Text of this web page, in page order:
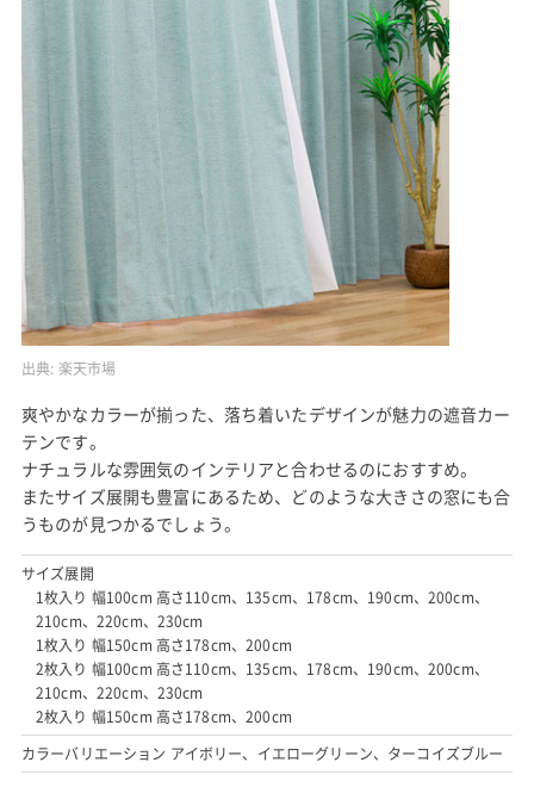
出典: 楽天市場
爽やかなカラーが揃った、落ち着いたデザインが魅力の遮音カー
テンです。
ナチュラルな雰囲気のインテリアと合わせるのにおすすめ。
またサイズ展開も豊富にあるため、どのような大きさの窓にも合
うものが見つかるでしょう。
サイズ展開
1枚入り 幅100cm 高さ110cm、135cm、178cm、190cm、200cm、
210cm、220cm、230cm
1枚入り 幅150cm 高さ178cm、200cm
2枚入り 幅100cm 高さ110cm、135cm、178cm、190cm、200cm、
210cm、220cm、230cm
2枚入り 幅150cm 高さ178cm、200cm
カラーバリエーション アイボリー、イエローグリーン、ターコイズブルー